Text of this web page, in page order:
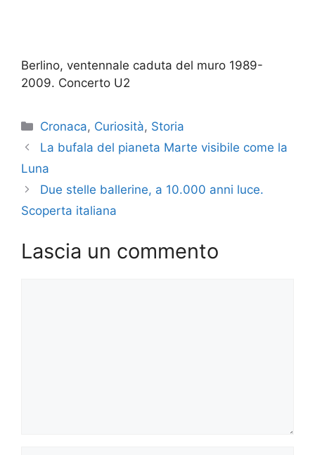
Berlino, ventennale caduta del muro 1989-
2009. Concerto U2
Categorie
Cronaca, Curiosità, Storia
La bufala del pianeta Marte visibile come la
Luna
Due stelle ballerine, a 10.000 anni luce.
Scoperta italiana
Lascia un commento